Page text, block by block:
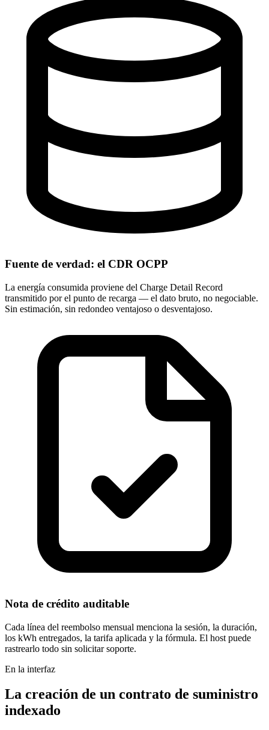
Fuente de verdad: el CDR OCPP
La energía consumida proviene del Charge Detail Record
transmitido por el punto de recarga — el dato bruto, no negociable.
Sin estimación, sin redondeo ventajoso o desventajoso.
Nota de crédito auditable
Cada línea del reembolso mensual menciona la sesión, la duración,
los kWh entregados, la tarifa aplicada y la fórmula. El host puede
rastrearlo todo sin solicitar soporte.
En la interfaz
La creación de un contrato de suministro
indexado